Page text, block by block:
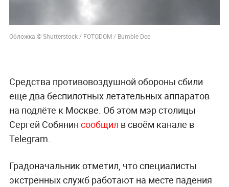
Обложка © Shutterstock / FOTODOM / Bumble Dee
Средства противовоздушной обороны сбили
ещё два беспилотных летательных аппаратов
на подлёте к Москве. Об этом мэр столицы
Сергей Собянин сообщил в своём канале в
Telegram.
Градоначальник отметил, что специалисты
экстренных служб работают на месте падения